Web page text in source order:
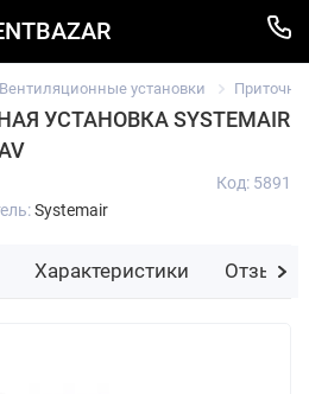
Вентиляционные установки
УСТАНОВКА SYSTEMAIR
Systemair
Код: 5891
Характеристики Отзывы